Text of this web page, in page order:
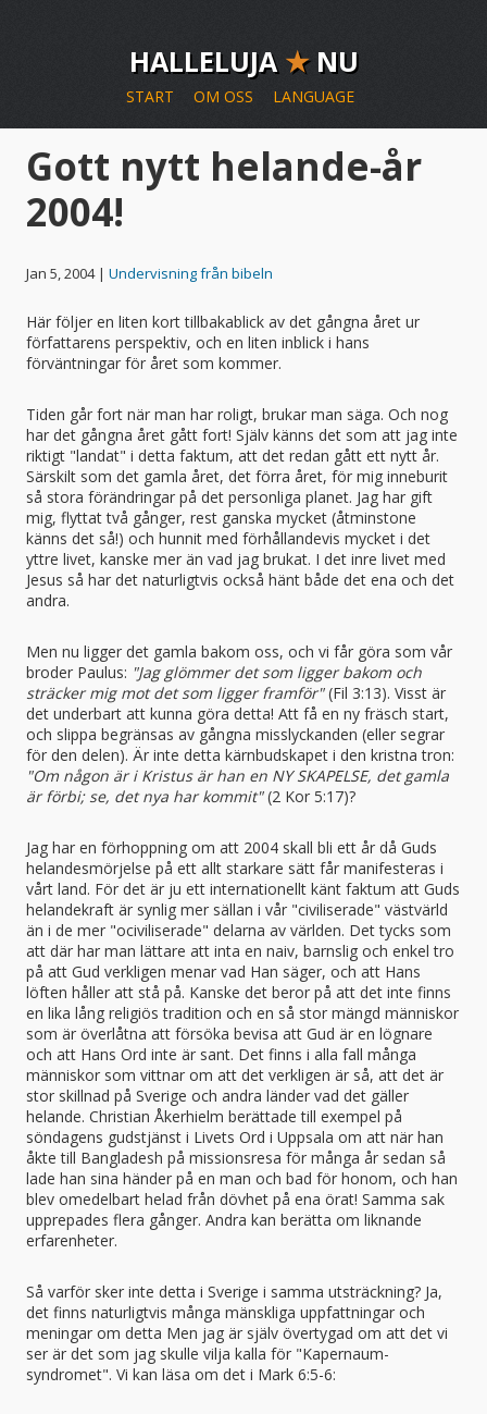
HALLELUJA ★NU
START OM OSS LANGUAGE
Gott nytt helande-år
2004!
Jan 5, 2004 | Undervisning från bibeln
Här följer en liten kort tillbakablick av det gångna året ur
författarens perspektiv, och en liten inblick i hans
förväntningar för året som kommer.
Tiden går fort när man har roligt, brukar man säga. Och nog
har det gångna året gått fort! Själv känns det som att jag inte
riktigt "landat" i detta faktum, att det redan gått ett nytt år.
Särskilt som det gamla året, det förra året, för mig inneburit
så stora förändringar på det personliga planet. Jag har gift
mig, flyttat två gånger, rest ganska mycket (åtminstone
känns det så!) och hunnit med förhållandevis mycket i det
yttre livet, kanske mer än vad jag brukat. I det inre livet med
Jesus så har det naturligtvis också hänt både det ena och det
andra.
Men nu ligger det gamla bakom oss, och vi får göra som vår
broder Paulus: "Jag glömmer det som ligger bakom och
sträcker mig mot det som ligger framför"(Fil 3:13). Visst är
det underbart att kunna göra detta! Att få en ny fräsch start,
och slippa begränsas av gångna misslyckanden (eller segrar
för den delen). Är inte detta kärnbudskapet i den kristna tron:
"Om någon är i Kristus är han en NY SKAPELSE, det gamla
är förbi; se, det nya har kommit"(2 Kor 5:17)?
Jag har en förhoppning om att 2004 skall bli ett år då Guds
helandesmörjelse på ett allt starkare sätt får manifesteras i
vårt land. För det är ju ett internationellt känt faktum att Guds
helandekraft är synlig mer sällan i vår "civiliserade" västvärld
än i de mer "ociviliserade" delarna av världen. Det tycks som
att där har man lättare att inta en naiv, barnslig och enkel tro
på att Gud verkligen menar vad Han säger, och att Hans
löften håller att stå på. Kanske det beror på att det inte finns
en lika lång religiös tradition och en så stor mängd människor
som är överlåtna att försöka bevisa att Gud är en lögnare
och att Hans Ord inte är sant. Det finns i alla fall många
människor som vittnar om att det verkligen är så, att det är
stor skillnad på Sverige och andra länder vad det gäller
helande. Christian Åkerhielm berättade till exempel på
söndagens gudstjänst i Livets Ord i Uppsala om att när han
åkte till Bangladesh på missionsresa för många år sedan så
lade han sina händer på en man och bad för honom, och han
blev omedelbart helad från dövhet på ena örat! Samma sak
upprepades flera gånger. Andra kan berätta om liknande
erfarenheter.
Så varför sker inte detta i Sverige i samma utsträckning? Ja,
det finns naturligtvis många mänskliga uppfattningar och
meningar om detta Men jag är själv övertygad om att det vi
ser är det som jag skulle vilja kalla för "Kapernaum-
syndromet". Vi kan läsa om det i Mark 6:5-6: